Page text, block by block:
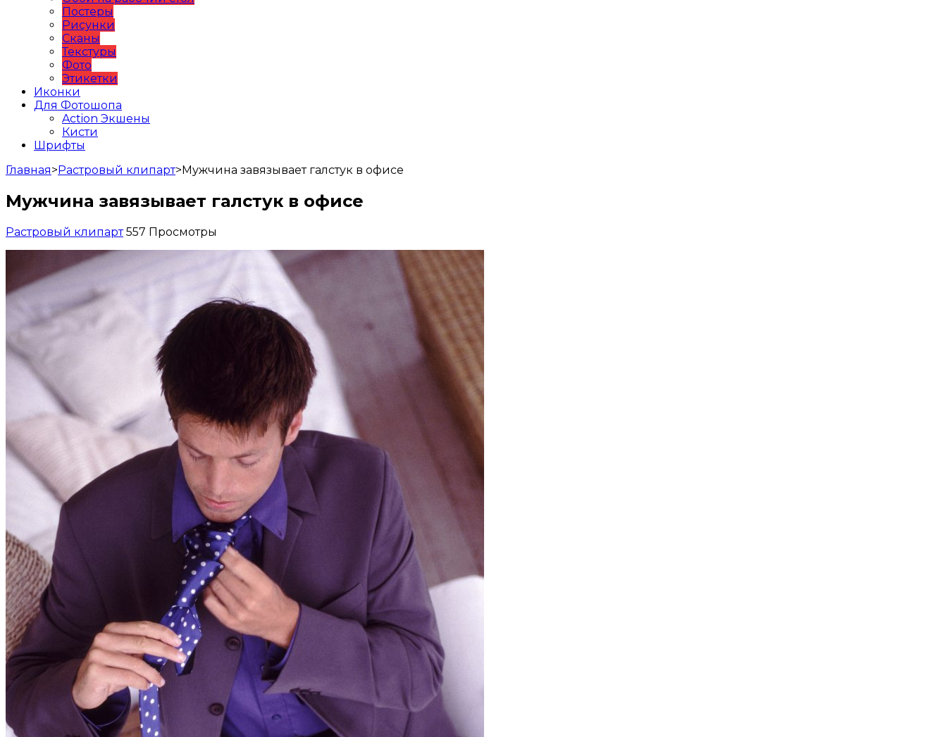
Постеры
Рисунки
Сканы
Текстуры
Фото
Этикетки
Иконки
Для Фотошопа
Action Экшены
Кисти
Шрифты
Главная>Растровый клипарт>Мужчина завязывает галстук в офисе
Мужчина завязывает галстук в офисе
Растровый клипарт 557 Просмотры